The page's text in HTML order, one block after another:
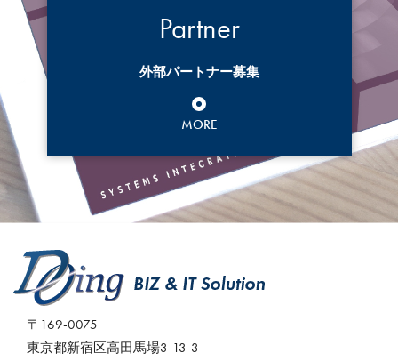
Partner
外部パートナー募集
MORE
〒169-0075
東京都新宿区高田馬場3-13-3